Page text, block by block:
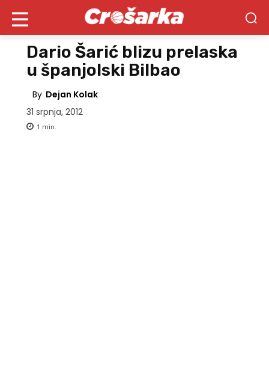
Dario Šarić blizu prelaska
u španjolski Bilbao
By Dejan Kolak
31 srpnja, 2012
1 min.